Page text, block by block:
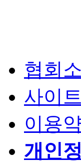
협회
사이
이용
개인